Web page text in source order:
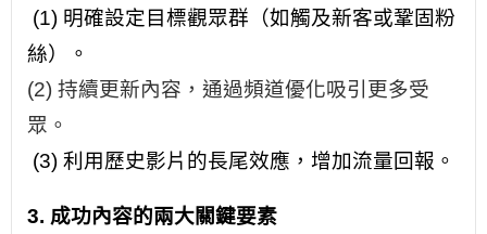
(1) 明確設定目標觀眾群（如觸及新客或鞏固粉
絲）。
(2) 持續更新內容，通過頻道優化吸引更多受
眾。
(3) 利用歷史影片的長尾效應，增加流量回報。
3. 成功內容的兩大關鍵要素